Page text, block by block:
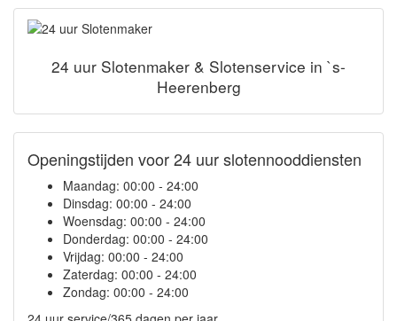
24 uur Slotenmaker & Slotenservice in `s-
Heerenberg
Openingstijden voor 24 uur slotennooddiensten
Maandag: 00:00 - 24:00
Dinsdag: 00:00 - 24:00
Woensdag: 00:00 - 24:00
Donderdag: 00:00 - 24:00
Vrijdag: 00:00 - 24:00
Zaterdag: 00:00 - 24:00
Zondag: 00:00 - 24:00